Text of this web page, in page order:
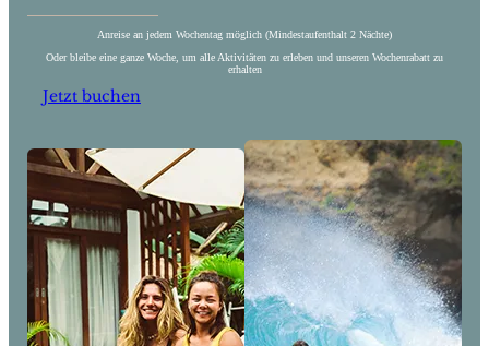
Anreise an jedem Wochentag möglich (Mindestaufenthalt 2 Nächte)
Oder bleibe eine ganze Woche, um alle Aktivitäten zu erleben und unseren Wochenrabatt zu
erhalten
Jetzt buchen